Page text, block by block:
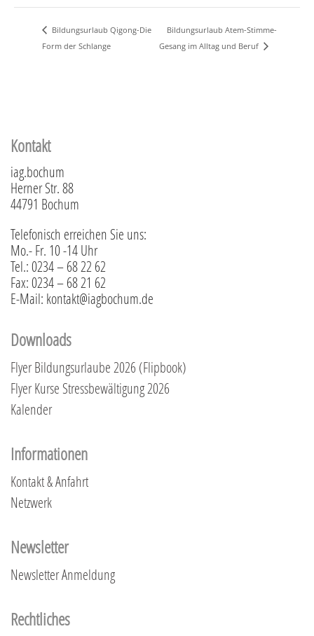
Bildungsurlaub Qigong-Die
Form der Schlange
Bildungsurlaub Atem-Stimme-
Gesang im Alltag und Beruf
Kontakt
iag.bochum
Herner Str. 88
44791 Bochum
Telefonisch erreichen Sie uns:
Mo.- Fr. 10 -14 Uhr
Tel.: 0234 – 68 22 62
Fax: 0234 – 68 21 62
E-Mail: kontakt@iagbochum.de
Downloads
Flyer Bildungsurlaube 2026 (Flipbook)
Flyer Kurse Stressbewältigung 2026
Kalender
Informationen
Kontakt & Anfahrt
Netzwerk
Newsletter
Newsletter Anmeldung
Rechtliches